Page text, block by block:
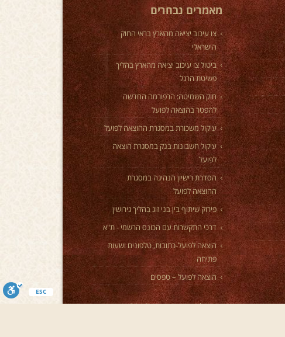
מאמרים נבחרים
צו עיכוב יציאה מהארץ בראי החוק
הישראלי
ביטול צו עיכוב יציאה מהארץ בהליך
פשיטת הרגל
חוק השמיטה: הרפורמה החדשה
להפטר בהוצאה לפועל
עיקול משכורת במסגרת ההוצאה לפועל
עיקול חשבונות בנק במסגרת הוצאה
לפועל
הסדרת רישיון הנהיגה במסגרת
ההוצאה לפועל
פירוק שיתוף בין בני זוג בהליך גירושין
דרכי התקשרות עם הכונס הרשמי - ת"א
הוצאה לפועל-כתובות, טלפונים ושעות
פתיחה
הוצאה לפועל – טפסים
ברמה גבוהה ובדיסקרטיות מלאה? באתר rai.co.il תמצאו מגוון רחב של אפשרויות, פרופילים מעודכנים ושירות איכותי בהתאמה אישית. | מחפשים נערות ליווי 24 שעות בפתח
ESC